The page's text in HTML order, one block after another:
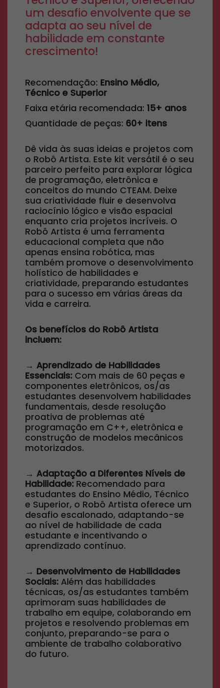
um desafio envolvente que se
adapta ao seu nível de
habilidade em constante
crescimento!
Recomendação: Ensino Médio,
Técnico e Superior
Faixa etária recomendada: 15+ anos
Quantidade de peças: 60+ itens
Dê vida às suas ideias e projetos com
o Robô Artista. Este kit versátil é o seu
parceiro perfeito para explorar lógica
de programação, eletrônica e
conceitos do mundo CTEAM. Deixe
sua criatividade fluir e desenvolva
raciocínio lógico e visão espacial
enquanto cria projetos incríveis. O
Robô Artista é uma ferramenta
educacional completa que não
apenas ensina robótica, mas
também promove o desenvolvimento
holístico de habilidades e
criatividade, preparando estudantes
para o sucesso em várias áreas da
vida e carreira.
Os benefícios do Robô Artista
incluem:
→ Aprendizado de Habilidades
Essenciais:Com mais de 60 peças e
componentes eletrônicos, os/as
estudantes desenvolvem habilidades
fundamentais, desde resolução
proativa de problemas até
programação em C++, eletrônica e
construção de modelos mecânicos
motorizados.
→ Adaptação a Diferentes Níveis de
Habilidade:Recomendado para
estudantes do Ensino Médio, Técnico
e Superior, o Robô Artista oferece um
desafio escalonado, adaptando-se
ao nível de habilidade de cada
estudante e incentivando o
aprendizado contínuo.
→ Desenvolvimento de Habilidades
Sociais:Além das habilidades
técnicas, os/as estudantes também
aprimoram suas habilidades de
trabalho em equipe, colaborando em
projetos e resolvendo problemas em
conjunto, preparando-se para o
ambiente de trabalho colaborativo
do futuro.